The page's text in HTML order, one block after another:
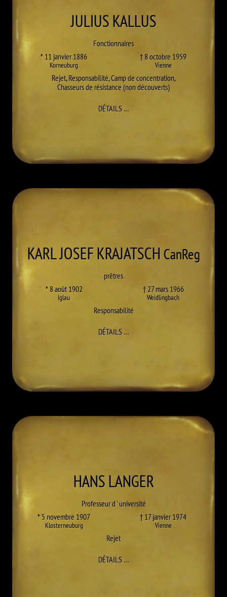
JULIUSKALLUS
Fonctionnaires
* 11 janvier 1886
Korneuburg
† 8 octobre 1959
Vienne
Rejet,Responsabilité,Camp de concentration,
Chasseurs de résistance (non découverts)
DÉTAILS…À JULIUS KALLUS
KARL JOSEFKRAJATSCHCanReg
prêtres
* 8 août 1902
Iglau
† 27 mars 1966
Weidlingbach
Responsabilité
DÉTAILS…À KARL JOSEF KRAJATSCH
HANSLANGER
Professeur d ' université
* 5 novembre 1907
Klosterneuburg
† 17 janvier 1974
Vienne
Rejet
DÉTAILS…À HANS LANGER